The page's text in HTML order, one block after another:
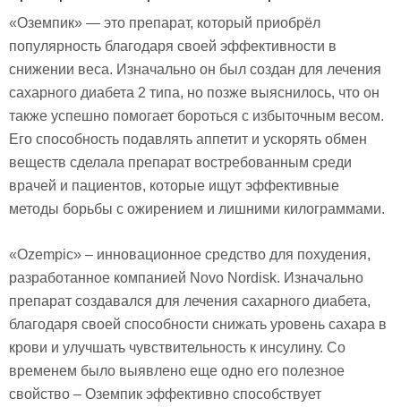
«Оземпик» — это препарат, который приобрёл
популярность благодаря своей эффективности в
снижении веса. Изначально он был создан для лечения
сахарного диабета 2 типа, но позже выяснилось, что он
также успешно помогает бороться с избыточным весом.
Его способность подавлять аппетит и ускорять обмен
веществ сделала препарат востребованным среди
врачей и пациентов, которые ищут эффективные
методы борьбы с ожирением и лишними килограммами.
«Ozempic» – инновационное средство для похудения,
разработанное компанией Novo Nordisk. Изначально
препарат создавался для лечения сахарного диабета,
благодаря своей способности снижать уровень сахара в
крови и улучшать чувствительность к инсулину. Со
временем было выявлено еще одно его полезное
свойство – Оземпик эффективно способствует